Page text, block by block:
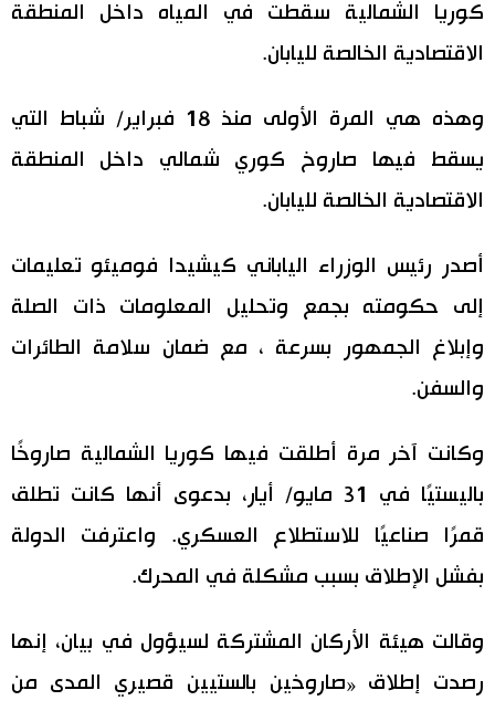
تجارب وآراء
اقتصاد
ثقافة
لايف ستايل
المطبخ الياباني
كوريا الشمالية سقطت في المياه داخل المنطقة
الاقتصادية الخالصة لليابان.
وهذه هي المرة الأولى منذ 18 فبراير/ شباط التي
يسقط فيها صاروخ كوري شمالي داخل المنطقة
الاقتصادية الخالصة لليابان.
أصدر رئيس الوزراء الياباني كيشيدا فوميئو تعليمات
إلى حكومته بجمع وتحليل المعلومات ذات الصلة
وإبلاغ الجمهور بسرعة ، مع ضمان سلامة الطائرات
والسفن.
وكانت آخر مرة أطلقت فيها كوريا الشمالية صاروخًا
باليستيًا في 31 مايو/ أيار، بدعوى أنها كانت تطلق
قمرًا صناعيًا للاستطلاع العسكري. واعترفت الدولة
بفشل الإطلاق بسبب مشكلة في المحرك.
وقالت هيئة الأركان المشتركة لسيؤول في بيان، إنها
رصدت إطلاق «صاروخين بالستيين قصيري المدى من